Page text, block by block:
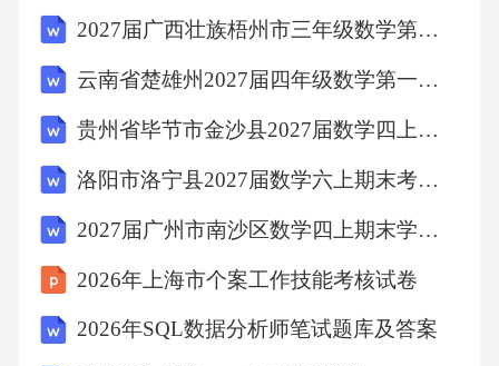
4•（阴【中国空间站与材料】（2025・湖北・中
考真题）中国空间站系统建设所使用的下列材
料中，
属于金属材料的是
B.制造载人飞船使用的滤紫外线石英玻璃
2027届广西壮族梧州市三年级数学第一学期期末调研模拟试题含解析
云南省楚雄州2027届四年级数学第一学期期末质量检测模拟试题含解析
贵州省毕节市金沙县2027届数学四上期末考试试题含解析
洛阳市洛宁县2027届数学六上期末考试模拟试题含解析
2027届广州市南沙区数学四上期末学业质量监测试题含解析
2026年上海市个案工作技能考核试卷
2026年SQL数据分析师笔试题库及答案